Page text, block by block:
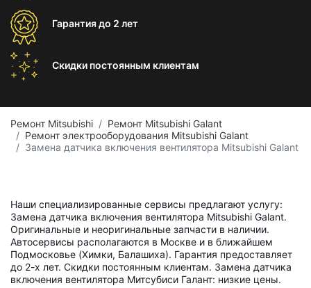
Гарантиядо 2 лет
Скидки постоянным клиентам
Ремонт Mitsubishi
Ремонт Mitsubishi Galant
Ремонт электрооборудования Mitsubishi Galant
Замена датчика включения вентилятора Mitsubishi Galant
Наши специализированные сервисы предлагают услугу:
Замена датчика включения вентилятора Mitsubishi Galant.
Оригинальные и неоригинальные запчасти в наличии.
Автосервисы располагаются в Москве и в ближайшем
Подмосковье (Химки, Балашиха). Гарантия предоставляет
до 2-х лет. Скидки постоянным клиентам. Замена датчика
включения вентилятора Митсубиси Галант: низкие цены.